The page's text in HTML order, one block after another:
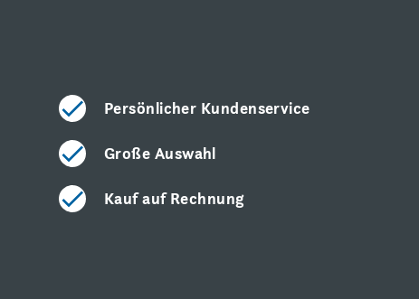
Persönlicher Kundenservice
Große Auswahl
Kauf auf Rechnung